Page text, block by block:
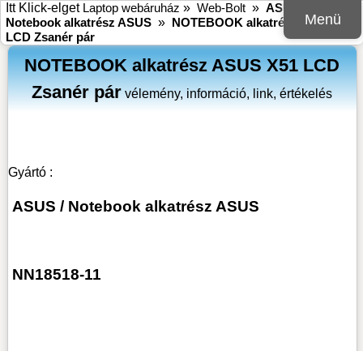
Menü
Itt Klick-elget Laptop webáruház » Web-Bolt » ASUS
Notebook alkatrész ASUS » NOTEBOOK alkatrész ASUS X51
LCD Zsanér pár
NOTEBOOK alkatrész ASUS X51 LCD
Zsanér pár vélemény, információ, link, értékelés
Gyártó :
ASUS / Notebook alkatrész ASUS
NN18518-11